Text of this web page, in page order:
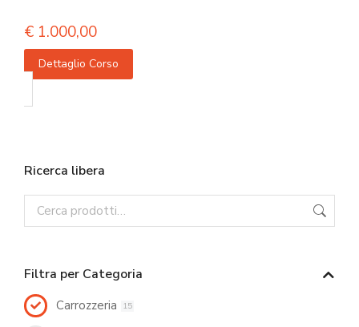
€ 1.000,00
Dettaglio Corso
Ricerca libera
Filtra per Categoria
Carrozzeria 15